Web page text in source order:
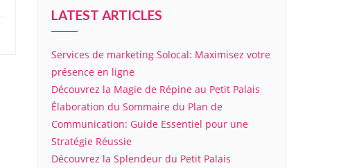
LATEST ARTICLES
Services de marketing Solocal: Maximisez votre
présence en ligne
Découvrez la Magie de Répine au Petit Palais
Élaboration du Sommaire du Plan de
Communication: Guide Essentiel pour une
Stratégie Réussie
Découvrez la Splendeur du Petit Palais